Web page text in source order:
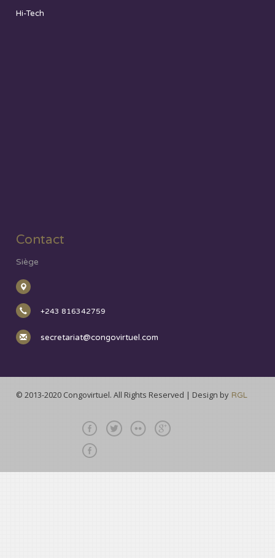
Hi-Tech
Contact
Siège
+243 816342759
secretariat@congovirtuel.com
© 2013-2020 Congovirtuel. All Rights Reserved | Design by RGL